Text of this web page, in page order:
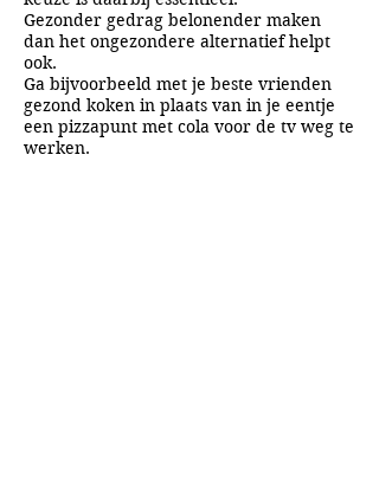
Gezonder gedrag belonender maken
dan het ongezondere alternatief helpt
ook.
Ga bijvoorbeeld met je beste vrienden
gezond koken in plaats van in je eentje
een pizzapunt met cola voor de tv weg te
werken.